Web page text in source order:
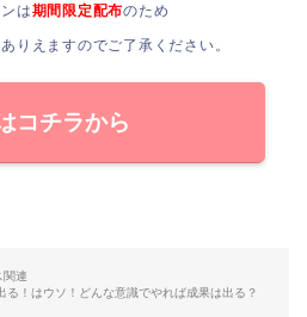
は期間限定配布のため
ありえますので ご了承ください。
コチラから
関連
る！はウソ！どんな意識でやれば成果は出る？